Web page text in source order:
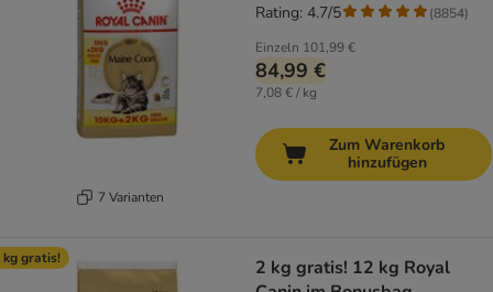
7 Varianten
Einzeln 101,99 €
84,99 €
7,08 € / kg
Rating: 4.7/5 (8854)
Zum Warenkorb
hinzufügen
kg gratis!
2 kg gratis! 12 kg Royal